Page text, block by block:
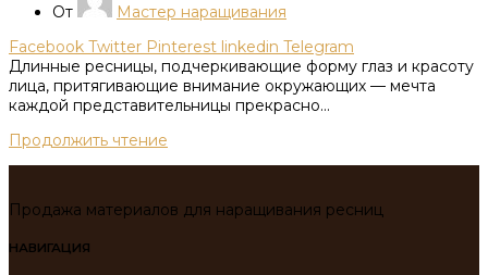
От
Мастер наращивания
Facebook Twitter Pinterest linkedin Telegram
Длинные ресницы, подчеркивающие форму глаз и красоту
лица, притягивающие внимание окружающих — мечта
каждой представительницы прекрасно...
Продолжить чтение
Продажа материалов для наращивания ресниц
НАВИГАЦИЯ